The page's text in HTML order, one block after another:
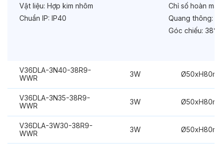
Vật liệu: Hợp kim nhôm
Chuẩn IP: IP40
Chỉ số hoàn
Quang thông:
Góc chiếu: 38°
V36DLA-3N40-38R9-
WWR
3W
V36DLA-3N35-38R9-
WWR
3W
V36DLA-3W30-38R9-
WWR
3W